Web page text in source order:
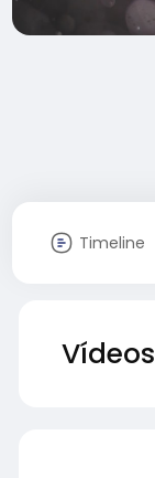
Timeline
Vídeos